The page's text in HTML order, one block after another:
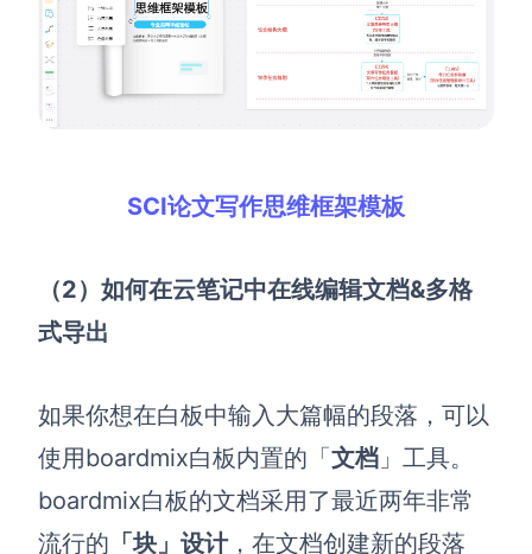
SCI论文写作思维框架模板
（2）如何在云笔记中在线编辑文档&多格
式导出
如果你想在白板中输入 大篇幅的段落 ，可以
使用boardmix白板内置的「文档 」工具。
boardmix白板的文档采用了最近两年非常
流行的 「块」设计，在文档创建新的段落